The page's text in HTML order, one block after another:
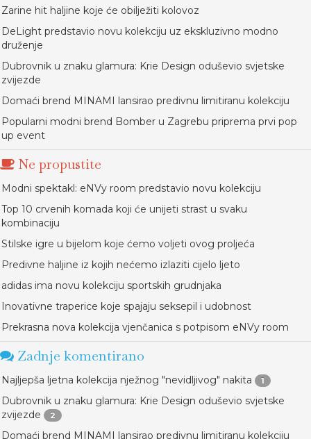
Zarine hit haljine koje će obilježiti kolovoz
DeLight predstavio novu kolekciju uz ekskluzivno modno
druženje
Dubrovnik u znaku glamura: Krie Design oduševio svjetske
zvijezde
Domaći brend MINAMI lansirao predivnu limitiranu kolekciju
Popularni modni brend Bomber u Zagrebu priprema prvi pop
up event
Ne propustite
Modni spektakl: eNVy room predstavio novu kolekciju
Top 10 crvenih komada koji će unijeti strast u svaku
kombinaciju
Stilske igre u bijelom koje ćemo voljeti ovog proljeća
Predivne haljine iz kojih nećemo izlaziti cijelo ljeto
adidas ima novu kolekciju sportskih grudnjaka
Inovativne traperice koje spajaju seksepil i udobnost
Prekrasna nova kolekcija vjenčanica s potpisom eNVy room
Zadnje komentirano
Najljepša ljetna kolekcija nježnog "nevidljivog" nakita 1
Dubrovnik u znaku glamura: Krie Design oduševio svjetske
zvijezde
2
Domaći brend MINAMI lansirao predivnu limitiranu kolekciju